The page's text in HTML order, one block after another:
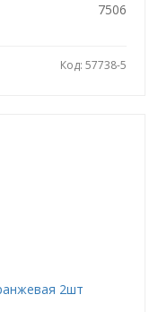
7506
Код: 57738-5
2шт